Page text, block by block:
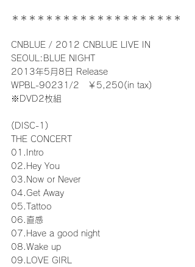
＊＊＊＊＊＊＊＊＊＊＊＊＊＊＊＊＊＊＊＊
CNBLUE / 2012 CNBLUE LIVE IN
SEOUL:BLUE NIGHT
2013年5月8日 Release
WPBL-90231/2　￥5,250(in tax)
※DVD2枚組
(DISC-1)
THE CONCERT
01.Intro
02.Hey You
03.Now or Never
04.Get Away
05.Tattoo
06.直感
07.Have a good night
08.Wake up
09.LOVE GIRL